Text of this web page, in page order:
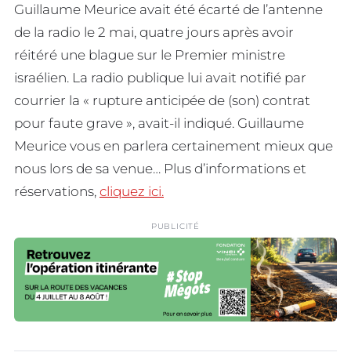
Guillaume Meurice avait été écarté de l’antenne
de la radio le 2 mai, quatre jours après avoir
réitéré une blague sur le Premier ministre
israélien. La radio publique lui avait notifié par
courrier la « rupture anticipée de (son) contrat
pour faute grave », avait-il indiqué. Guillaume
Meurice vous en parlera certainement mieux que
nous lors de sa venue… Plus d’informations et
réservations, cliquez ici.
PUBLICITÉ